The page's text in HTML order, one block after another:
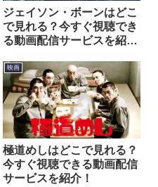
ジェイソン・ボーンはどこ
で見れる？今すぐ視聴でき
る動画配信サービスを紹
映画
極道めしはどこで見れる？
今すぐ視聴できる動画配信
サービスを紹介！